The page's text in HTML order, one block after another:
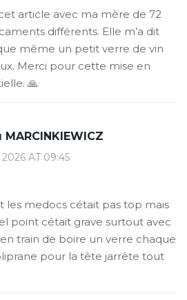
article avec ma mère de 72
différents. Elle m’a dit
même un petit verre de vin
Merci pour cette mise en
🙏
2026 AT 09:45
les medocs cétait pas top mais
point cétait grave surtout avec
train de boire un verre chaque
pour la tête jarrête tout